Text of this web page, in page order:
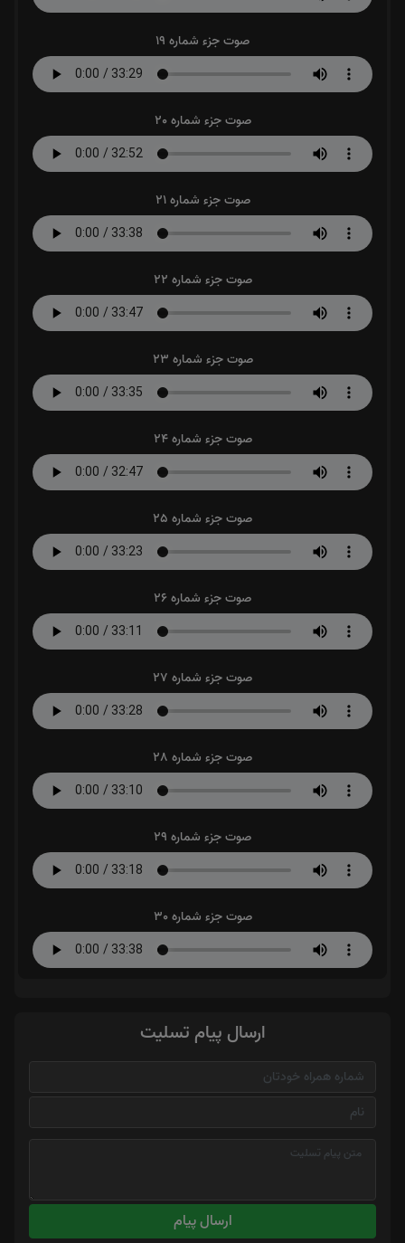
صوت جزء شماره 19
صوت جزء شماره 20
صوت جزء شماره 21
صوت جزء شماره 22
صوت جزء شماره 23
صوت جزء شماره 24
صوت جزء شماره 25
صوت جزء شماره 26
صوت جزء شماره 27
صوت جزء شماره 28
صوت جزء شماره 29
صوت جزء شماره 30
ارسال پیام تسلیت
ارسال پیام